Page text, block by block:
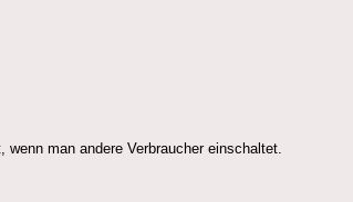
man andere Verbraucher einschaltet.